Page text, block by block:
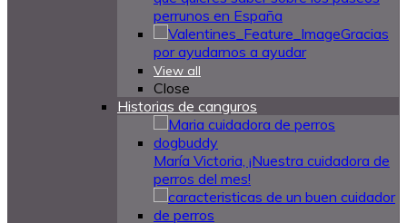
perrunos en España
Gracias
por ayudarnos a ayudar
View all
Close
Historias de canguros
María Victoria, ¡Nuestra cuidadora de
perros del mes!